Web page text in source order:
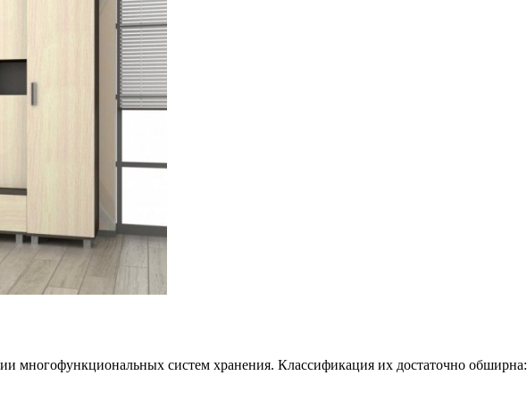
многофункциональных систем хранения. Классификация их достаточно обширна: